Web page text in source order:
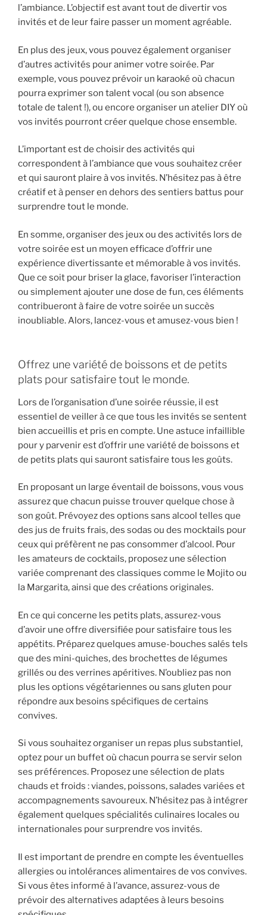
l’ambiance. L’objectif est avant tout de divertir vos
invités et de leur faire passer un moment agréable.
En plus des jeux, vous pouvez également organiser
d’autres activités pour animer votre soirée. Par
exemple, vous pouvez prévoir un karaoké où chacun
pourra exprimer son talent vocal (ou son absence
totale de talent !), ou encore organiser un atelier DIY où
vos invités pourront créer quelque chose ensemble.
L’important est de choisir des activités qui
correspondent à l’ambiance que vous souhaitez créer
et qui sauront plaire à vos invités. N’hésitez pas à être
créatif et à penser en dehors des sentiers battus pour
surprendre tout le monde.
En somme, organiser des jeux ou des activités lors de
votre soirée est un moyen efficace d’offrir une
expérience divertissante et mémorable à vos invités.
Que ce soit pour briser la glace, favoriser l’interaction
ou simplement ajouter une dose de fun, ces éléments
contribueront à faire de votre soirée un succès
inoubliable. Alors, lancez-vous et amusez-vous bien !
Offrez une variété de boissons et de petits
plats pour satisfaire tout le monde.
Lors de l’organisation d’une soirée réussie, il est
essentiel de veiller à ce que tous les invités se sentent
bien accueillis et pris en compte. Une astuce infaillible
pour y parvenir est d’offrir une variété de boissons et
de petits plats qui sauront satisfaire tous les goûts.
En proposant un large éventail de boissons, vous vous
assurez que chacun puisse trouver quelque chose à
son goût. Prévoyez des options sans alcool telles que
des jus de fruits frais, des sodas ou des mocktails pour
ceux qui préfèrent ne pas consommer d’alcool. Pour
les amateurs de cocktails, proposez une sélection
variée comprenant des classiques comme le Mojito ou
la Margarita, ainsi que des créations originales.
En ce qui concerne les petits plats, assurez-vous
d’avoir une offre diversifiée pour satisfaire tous les
appétits. Préparez quelques amuse-bouches salés tels
que des mini-quiches, des brochettes de légumes
grillés ou des verrines apéritives. N’oubliez pas non
plus les options végétariennes ou sans gluten pour
répondre aux besoins spécifiques de certains
convives.
Si vous souhaitez organiser un repas plus substantiel,
optez pour un buffet où chacun pourra se servir selon
ses préférences. Proposez une sélection de plats
chauds et froids : viandes, poissons, salades variées et
accompagnements savoureux. N’hésitez pas à intégrer
également quelques spécialités culinaires locales ou
internationales pour surprendre vos invités.
Il est important de prendre en compte les éventuelles
allergies ou intolérances alimentaires de vos convives.
Si vous êtes informé à l’avance, assurez-vous de
prévoir des alternatives adaptées à leurs besoins